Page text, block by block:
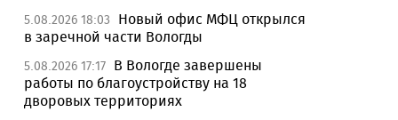
5.08.2026 18:03
Новый офис МФЦ открылся
в заречной части Вологды
5.08.2026 17:17 В Вологде завершены
работы по благоустройству на 18
дворовых территориях